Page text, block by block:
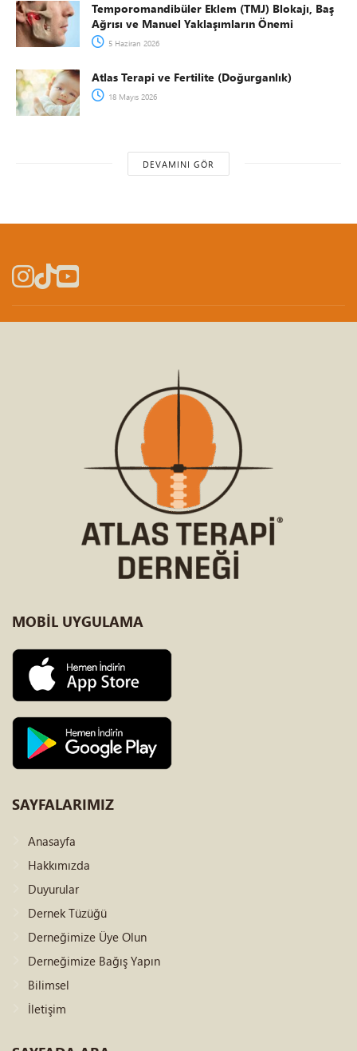
Temporomandibüler Eklem (TMJ) Blokajı, Baş
Ağrısı ve Manuel Yaklaşımların Önemi
5 Haziran 2026
Atlas Terapi ve Fertilite (Doğurganlık)
18 Mayıs 2026
DEVAMINI GÖR
MOBİL UYGULAMA
SAYFALARIMIZ
Anasayfa
Hakkımızda
Duyurular
Dernek Tüzüğü
Derneğimize Üye Olun
Derneğimize Bağış Yapın
Bilimsel
İletişim